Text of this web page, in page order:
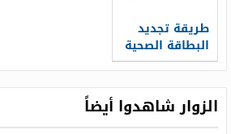
طريقة تجديد
البطاقة الصحية
قطر عبر وزارة
الزوار شاهدوا أيضاً